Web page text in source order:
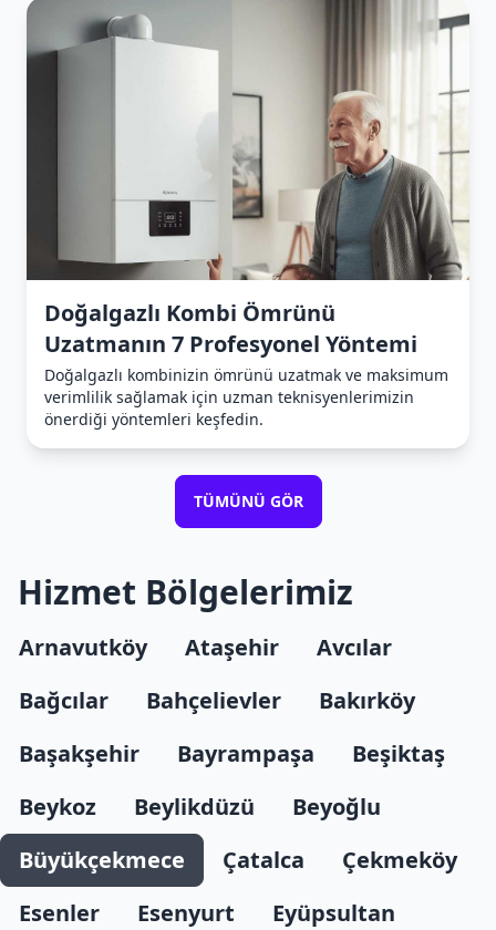
Doğalgazlı Kombi Ömrünü
Uzatmanın 7 Profesyonel Yöntemi
Doğalgazlı kombinizin ömrünü uzatmak ve maksimum
verimlilik sağlamak için uzman teknisyenlerimizin
önerdiği yöntemleri keşfedin.
TÜMÜNÜ GÖR
Hizmet Bölgelerimiz
Arnavutköy Ataşehir
Avcılar
Bağcılar
Bahçelievler
Bakırköy
Başakşehir
Bayrampaşa
Beşiktaş
Beykoz
Beylikdüzü
Beyoğlu
Büyükçekmece
Çatalca
Çekmeköy
Esenler
Esenyurt Eyüpsultan